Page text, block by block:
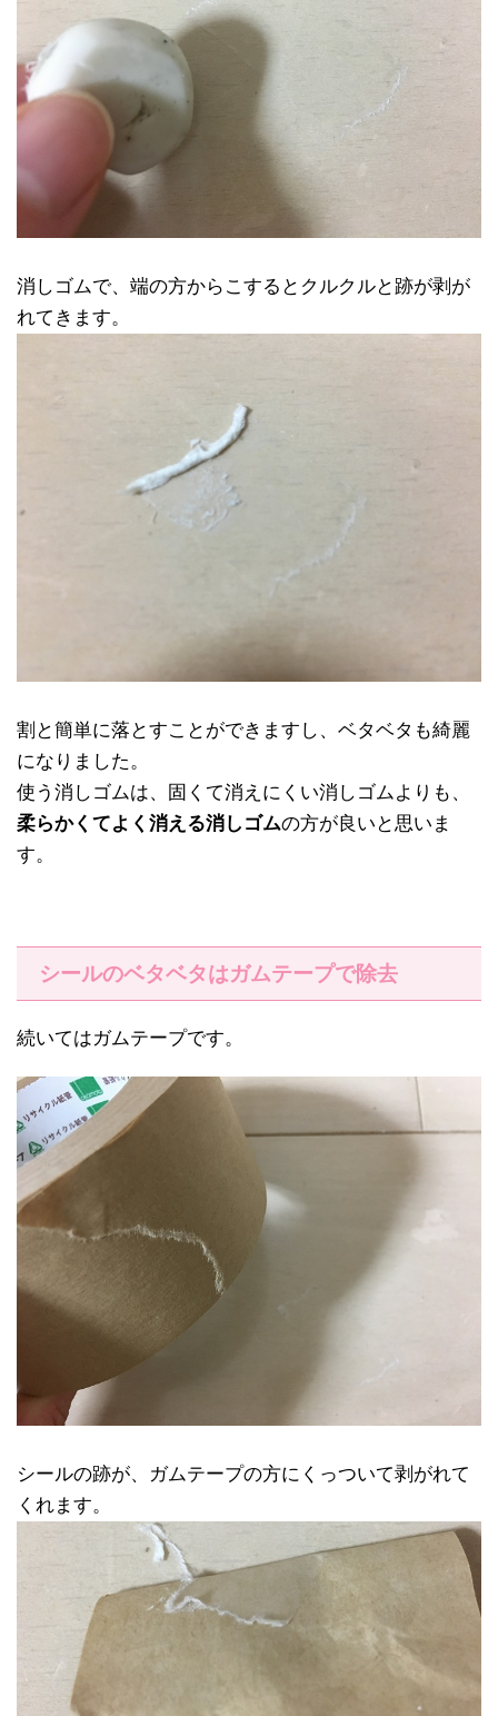
消しゴムで、端の方からこするとクルクルと跡が剥が
れてきます。
割と簡単に落とすことができますし、ベタベタも綺麗
になりました。
使う消しゴムは、固くて消えにくい消しゴムよりも、
柔らかくてよく消える消しゴムの方が良いと思いま
す。
シールのベタベタはガムテープで除去
続いてはガムテープです。
シールの跡が、ガムテープの方にくっついて剥がれて
くれます。